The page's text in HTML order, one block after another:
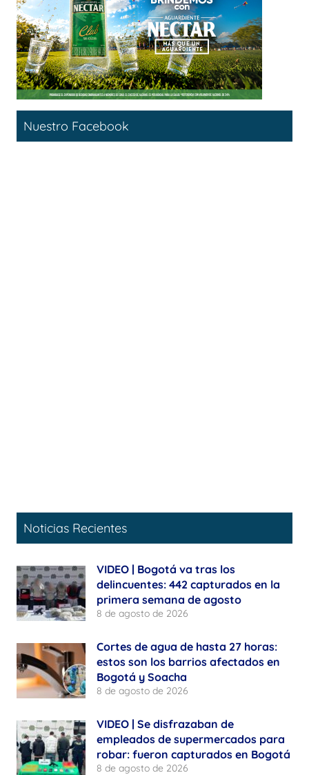
Nuestro Facebook
Noticias Recientes
VIDEO | Bogotá va tras los
delincuentes: 442 capturados en la
primera semana de agosto
8 de agosto de 2026
Cortes de agua de hasta 27 horas:
estos son los barrios afectados en
Bogotá y Soacha
8 de agosto de 2026
VIDEO | Se disfrazaban de
empleados de supermercados para
robar: fueron capturados en Bogotá
8 de agosto de 2026